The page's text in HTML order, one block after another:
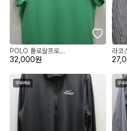
POLO 폴로랄프로...
32,000원
라코